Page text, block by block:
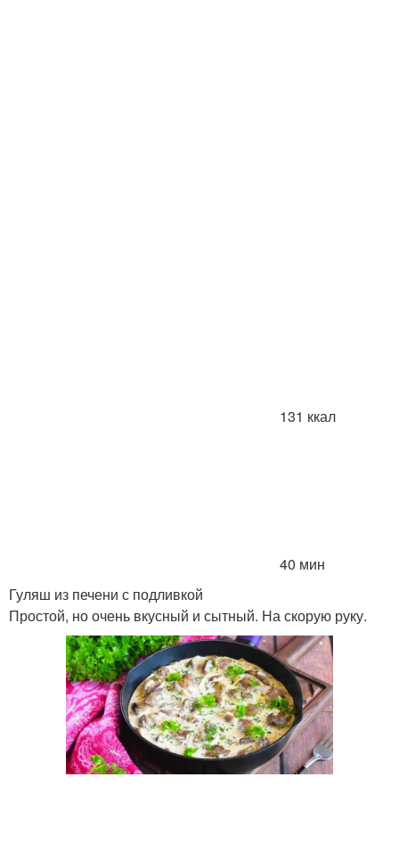
131 ккал
40 мин
Гуляш из печени с подливкой
Простой, но очень вкусный и сытный. На скорую руку.